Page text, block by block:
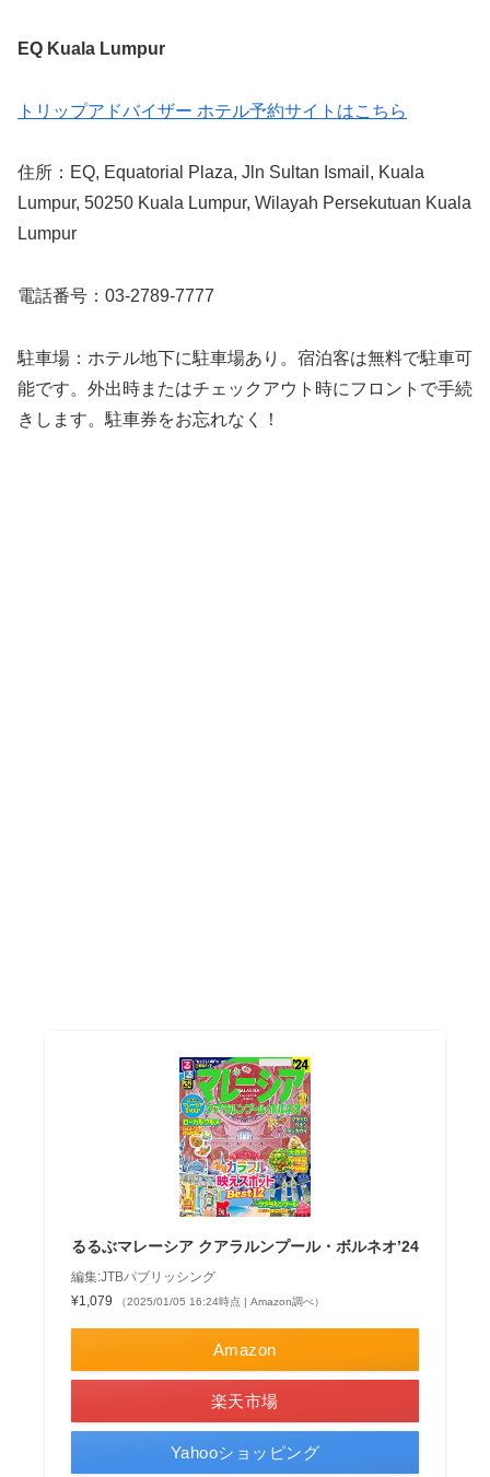
EQ Kuala Lumpur
トリップアドバイザー ホテル予約サイトはこちら
住所：EQ, Equatorial Plaza, Jln Sultan Ismail, Kuala
Lumpur, 50250 Kuala Lumpur, Wilayah Persekutuan Kuala
Lumpur
電話番号：03-2789-7777
駐車場：ホテル地下に駐車場あり。宿泊客は無料で駐車可
能です。外出時またはチェックアウト時にフロントで手続
きします。駐車券をお忘れなく！
るるぶマレーシア クアラルンプール・ボルネオ’24
編集:JTBパブリッシング
¥1,079
（2025/01/05 16:24時点 | Amazon調べ）
Amazon
楽天市場
Yahooショッピング